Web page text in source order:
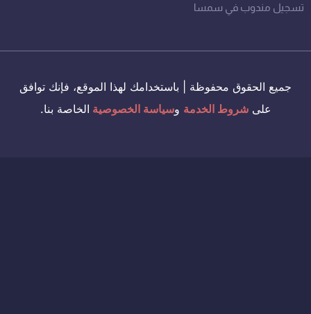
تسجيل مندوب في سمسا
جميع الحقوق محفوظة | باستخدامك لهذا الموقع، فإنك توافق
علىشروط الخدمة وسياسة الخصوصية الخاصة بنا.